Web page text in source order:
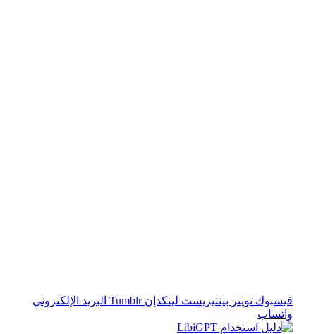
فيسبوك تويتر بينتيريست لينكدإن Tumblr البريد الإلكتروني
واتساب